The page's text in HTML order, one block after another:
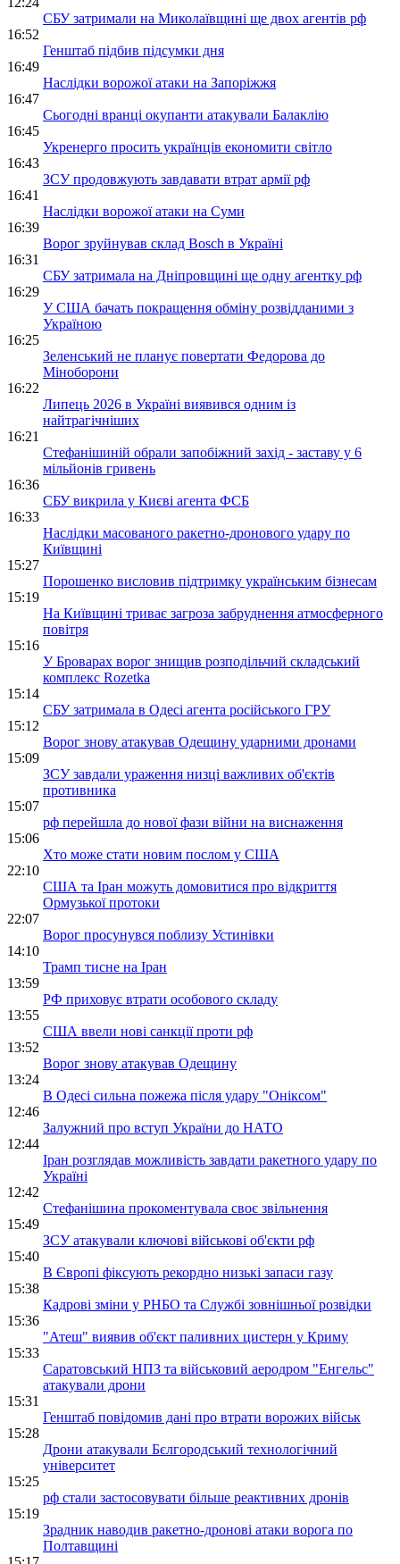
СБУ затримали на Миколаївщині ще двох агентів рф
16:52
Генштаб підбив підсумки дня
16:49
Наслідки ворожої атаки на Запоріжжя
16:47
Сьогодні вранці окупанти атакували Балаклію
16:45
Укренерго просить українців економити світло
16:43
ЗСУ продовжують завдавати втрат армії рф
16:41
Наслідки ворожої атаки на Суми
16:39
Ворог зруйнував склад Bosch в Україні
16:31
СБУ затримала на Дніпровщині ще одну агентку рф
16:29
У США бачать покращення обміну розвідданими з
Україною
16:25
Зеленський не планує повертати Федорова до
Міноборони
16:22
Липець 2026 в Україні виявився одним із
найтрагічніших
16:21
Стефанішиній обрали запобіжний захід - заставу у 6
мільйонів гривень
16:36
СБУ викрила у Києві агента ФСБ
16:33
Наслідки масованого ракетно-дронового удару по
Київщині
15:27
Порошенко висловив підтримку українським бізнесам
15:19
На Київщині триває загроза забруднення атмосферного
повітря
15:16
У Броварах ворог знищив розподільчий складський
комплекс Rozetka
15:14
СБУ затримала в Одесі агента російського ГРУ
15:12
Ворог знову атакував Одещину ударними дронами
15:09
ЗСУ завдали ураження низці важливих об'єктів
противника
15:07
рф перейшла до нової фази війни на виснаження
15:06
Хто може стати новим послом у США
22:10
США та Іран можуть домовитися про відкриття
Ормузької протоки
22:07
Ворог просунувся поблизу Устинівки
14:10
Трамп тисне на Іран
13:59
РФ приховує втрати особового складу
13:55
США ввели нові санкції проти рф
13:52
Ворог знову атакував Одещину
13:24
В Одесі сильна пожежа після удару "Оніксом"
12:46
Залужний про вступ України до НАТО
12:44
Іран розглядав можливість завдати ракетного удару по
Україні
12:42
Стефанішина прокоментувала своє звільнення
15:49
ЗСУ атакували ключові військові об'єкти рф
15:40
В Європі фіксують рекордно низькі запаси газу
15:38
Кадрові зміни у РНБО та Службі зовнішньої розвідки
15:36
"Атеш" виявив об'єкт паливних цистерн у Криму
15:33
Саратовський НПЗ та військовий аеродром "Енгельс"
атакували дрони
15:31
Генштаб повідомив дані про втрати ворожих військ
15:28
Дрони атакували Бєлгородський технологічний
університет
15:25
рф стали застосовувати більше реактивних дронів
15:19
Зрадник наводив ракетно-дронові атаки ворога по
Полтавщині